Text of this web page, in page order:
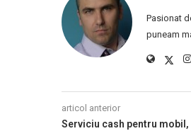
Pasionat
puneam
articol anterior
Serviciu cash pentru